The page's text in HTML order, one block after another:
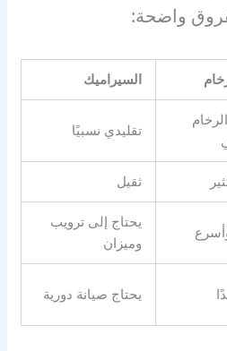
واضحة:
السيراميك
تقليدي نسبيًا
ثقيل
يحتاج إلى ترويب
وميزان
يحتاج صيانة دورية